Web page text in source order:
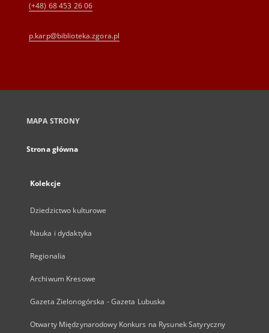
(+48) 68 453 26 06
p.karp@biblioteka.zgora.pl
MAPA STRONY
Strona główna
Kolekcje
Dziedzictwo kulturowe
Nauka i dydaktyka
Regionalia
Archiwum Kresowe
Gazeta Zielonogórska - Gazeta Lubuska
Otwarty Międzynarodowy Konkurs na Rysunek Satyryczny